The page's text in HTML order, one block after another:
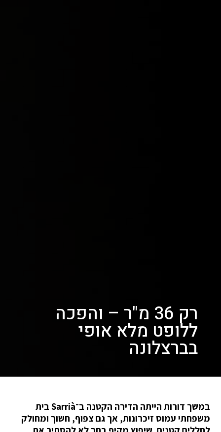
רק 36 מ"ר – והפכה
ללופט מלא אופי
בברצלונה
במשך דורות הייתה הדירה הקטנה ב־Sarrià בית
משפחתי עמוס זיכרונות, אך גם צפוף, חשוך ומחולק